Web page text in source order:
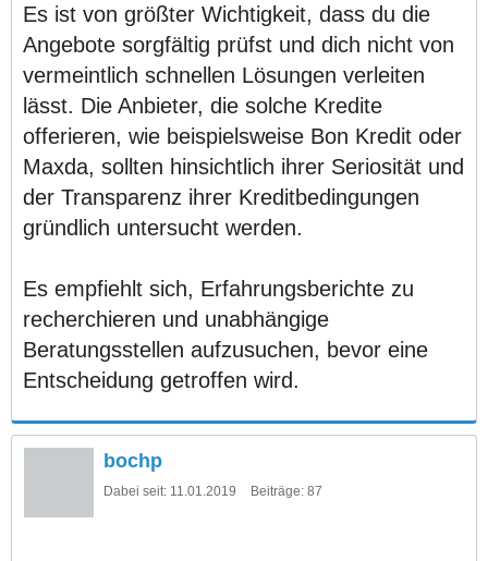
Es ist von größter Wichtigkeit, dass du die
Angebote sorgfältig prüfst und dich nicht von
vermeintlich schnellen Lösungen verleiten
lässt. Die Anbieter, die solche Kredite
offerieren, wie beispielsweise Bon Kredit oder
Maxda, sollten hinsichtlich ihrer Seriosität und
der Transparenz ihrer Kreditbedingungen
gründlich untersucht werden.
Es empfiehlt sich, Erfahrungsberichte zu
recherchieren und unabhängige
Beratungsstellen aufzusuchen, bevor eine
Entscheidung getroffen wird.
bochp
Dabei seit: 11.01.2019 Beiträge: 87